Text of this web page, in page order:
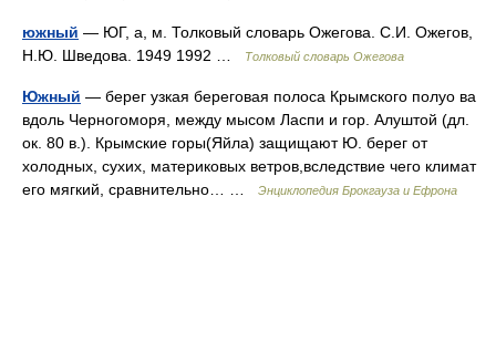
южный — ЮГ, а, м. Толковый словарь Ожегова. С.И. Ожегов,
Н.Ю. Шведова. 1949 1992 …
Толковый словарь Ожегова
Южный — берег узкая береговая полоса Крымского полуо ва
вдоль Черногоморя, между мысом Ласпи и гор. Алуштой (дл.
ок. 80 в.). Крымские горы(Яйла) защищают Ю. берег от
холодных, сухих, материковых ветров,вследствие чего климат
его мягкий, сравнительно… …
Энциклопедия Брокгауза и Ефрона